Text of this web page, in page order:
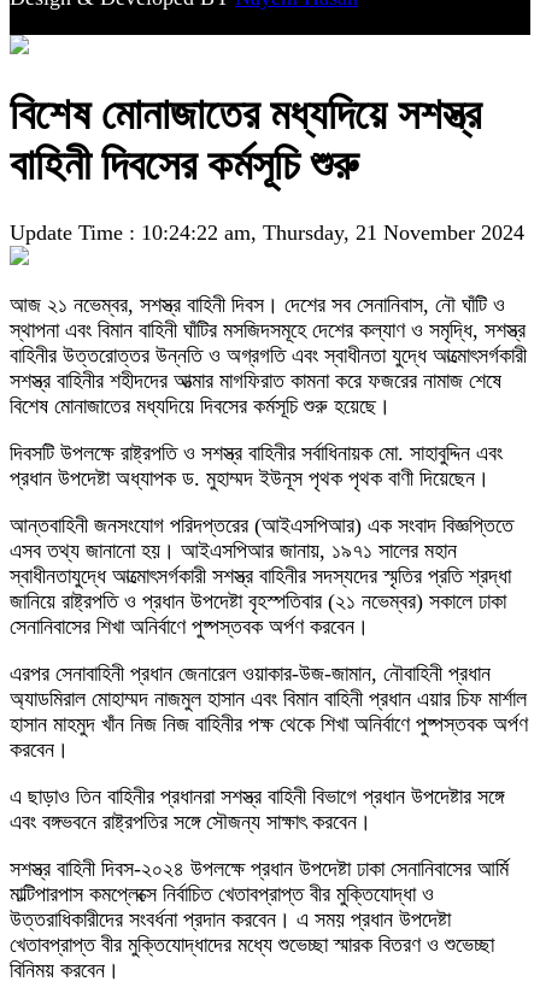
বিশেষ মোনাজাতের মধ্যদিয়ে সশস্ত্র
বাহিনী দিবসের কর্মসূচি শুরু
Update Time : 10:24:22 am, Thursday, 21 November 2024
আজ ২১ নভেম্বর, সশস্ত্র বাহিনী দিবস। দেশের সব সেনানিবাস, নৌ ঘাঁটি ও
স্থাপনা এবং বিমান বাহিনী ঘাঁটির মসজিদসমূহে দেশের কল্যাণ ও সমৃদ্ধি, সশস্ত্র
বাহিনীর উত্তরোত্তর উন্নতি ও অগ্রগতি এবং স্বাধীনতা যুদ্ধে আত্মোৎসর্গকারী
সশস্ত্র বাহিনীর শহীদদের আত্মার মাগফিরাত কামনা করে ফজরের নামাজ শেষে
বিশেষ মোনাজাতের মধ্যদিয়ে দিবসের কর্মসূচি শুরু হয়েছে।
দিবসটি উপলক্ষে রাষ্ট্রপতি ও সশস্ত্র বাহিনীর সর্বাধিনায়ক মো. সাহাবুদ্দিন এবং
প্রধান উপদেষ্টা অধ্যাপক ড. মুহাম্মদ ইউনূস পৃথক পৃথক বাণী দিয়েছেন।
আন্তবাহিনী জনসংযোগ পরিদপ্তরের (আইএসপিআর) এক সংবাদ বিজ্ঞপ্তিতে
এসব তথ্য জানানো হয়। আইএসপিআর জানায়, ১৯৭১ সালের মহান
স্বাধীনতাযুদ্ধে আত্মোৎসর্গকারী সশস্ত্র বাহিনীর সদস্যদের স্মৃতির প্রতি শ্রদ্ধা
জানিয়ে রাষ্ট্রপতি ও প্রধান উপদেষ্টা বৃহস্পতিবার (২১ নভেম্বর) সকালে ঢাকা
সেনানিবাসের শিখা অনির্বাণে পুষ্পস্তবক অর্পণ করবেন।
এরপর সেনাবাহিনী প্রধান জেনারেল ওয়াকার-উজ-জামান, নৌবাহিনী প্রধান
অ্যাডমিরাল মোহাম্মদ নাজমুল হাসান এবং বিমান বাহিনী প্রধান এয়ার চিফ মার্শাল
হাসান মাহমুদ খাঁন নিজ নিজ বাহিনীর পক্ষ থেকে শিখা অনির্বাণে পুষ্পস্তবক অর্পণ
করবেন।
এ ছাড়াও তিন বাহিনীর প্রধানরা সশস্ত্র বাহিনী বিভাগে প্রধান উপদেষ্টার সঙ্গে
এবং বঙ্গভবনে রাষ্ট্রপতির সঙ্গে সৌজন্য সাক্ষাৎ করবেন।
সশস্ত্র বাহিনী দিবস-২০২৪ উপলক্ষে প্রধান উপদেষ্টা ঢাকা সেনানিবাসের আর্মি
মাল্টিপারপাস কমপ্লেক্সে নির্বাচিত খেতাবপ্রাপ্ত বীর মুক্তিযোদ্ধা ও
উত্তরাধিকারীদের সংবর্ধনা প্রদান করবেন। এ সময় প্রধান উপদেষ্টা
খেতাবপ্রাপ্ত বীর মুক্তিযোদ্ধাদের মধ্যে শুভেচ্ছা স্মারক বিতরণ ও শুভেচ্ছা
বিনিময় করবেন।